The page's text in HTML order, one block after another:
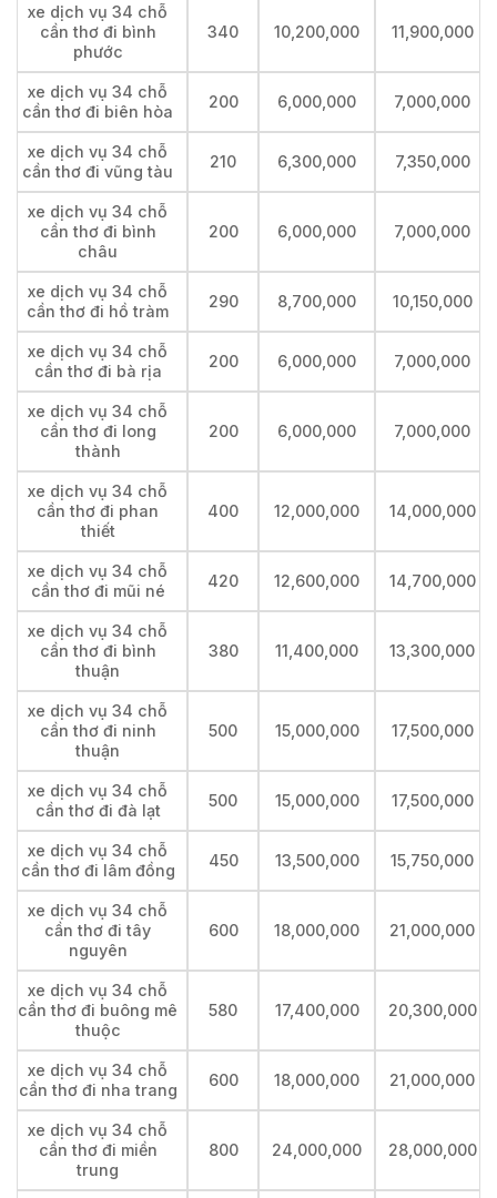
xe dịch vụ 34 chỗ
cần thơ đi bình
phước
340 10,200,000 11,900,000
xe dịch vụ 34 chỗ
cần thơ đi biên hòa
200 6,000,000 7,000,000
xe dịch vụ 34 chỗ
cần thơ đi vũng tàu
210 6,300,000 7,350,000
xe dịch vụ 34 chỗ
cần thơ đi bình
châu
200 6,000,000 7,000,000
xe dịch vụ 34 chỗ
cần thơ đi hồ tràm
290 8,700,000 10,150,000
xe dịch vụ 34 chỗ
cần thơ đi bà rịa
200 6,000,000 7,000,000
xe dịch vụ 34 chỗ
cần thơ đi long
thành
200 6,000,000 7,000,000
xe dịch vụ 34 chỗ
cần thơ đi phan
thiết
400 12,000,000 14,000,000
xe dịch vụ 34 chỗ
cần thơ đi mũi né
420 12,600,000 14,700,000
xe dịch vụ 34 chỗ
cần thơ đi bình
thuận
380 11,400,000 13,300,000
xe dịch vụ 34 chỗ
cần thơ đi ninh
thuận
500 15,000,000 17,500,000
xe dịch vụ 34 chỗ
cần thơ đi đà lạt
500 15,000,000 17,500,000
xe dịch vụ 34 chỗ
cần thơ đi lâm đồng
450 13,500,000 15,750,000
xe dịch vụ 34 chỗ
cần thơ đi tây
nguyên
600 18,000,000 21,000,000
xe dịch vụ 34 chỗ
cần thơ đi buông mê
thuộc
580 17,400,000 20,300,000
xe dịch vụ 34 chỗ
cần thơ đi nha trang
600 18,000,000 21,000,000
xe dịch vụ 34 chỗ
cần thơ đi miền
trung
800 24,000,000 28,000,000